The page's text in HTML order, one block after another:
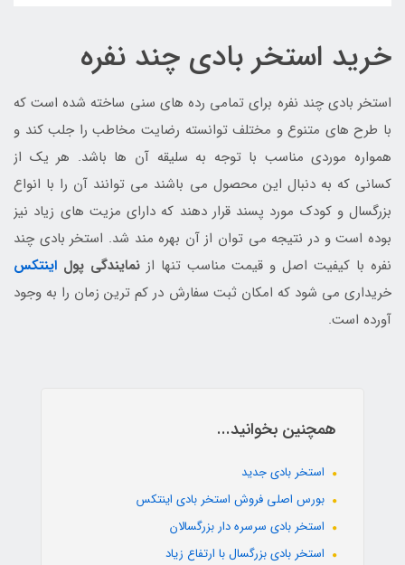
خرید استخر بادی چند نفره
استخر بادی چند نفره برای تمامی رده های سنی ساخته شده است که
با طرح های متنوع و مختلف توانسته رضایت مخاطب را جلب کند و
همواره موردی مناسب با توجه به سلیقه آن ها باشد. هر یک از
کسانی که به دنبال این محصول می باشند می توانند آن را با انواع
بزرگسال و کودک مورد پسند قرار دهند که دارای مزیت های زیاد نیز
بوده است و در نتیجه می توان از آن بهره مند شد. استخر بادی چند
نفره با کیفیت اصل و قیمت مناسب تنها ازنمایندگی پول اینتکس
خریداری می شود که امکان ثبت سفارش در کم ترین زمان را به وجود
آورده است.
همچنین بخوانید...
استخر بادی جدید
بورس اصلی فروش استخر بادی اینتکس
استخر بادی سرسره دار بزرگسالان
استخر بادی بزرگسال با ارتفاع زیاد